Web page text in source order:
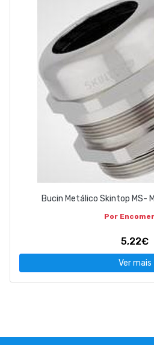
Bucin Metálico Skintop MS-
Por
5,22€
Ver mais